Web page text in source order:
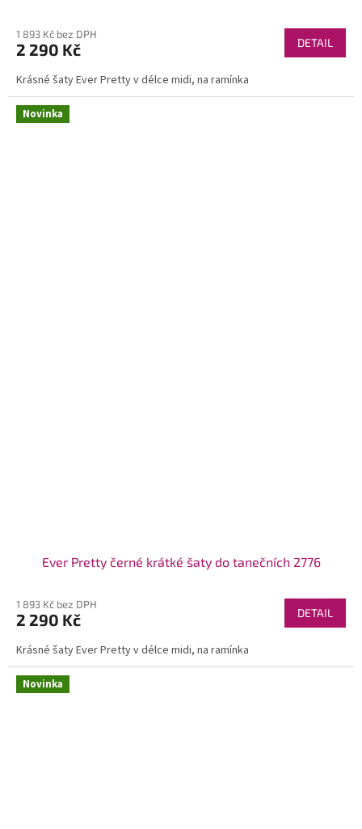
1 893 Kč bez DPH
2 290 Kč DETAIL
Krásné šaty Ever Pretty v délce midi, na ramínka
Novinka
Ever Pretty černé krátké šaty do tanečních 2776
1 893 Kč bez DPH
2 290 Kč DETAIL
Krásné šaty Ever Pretty v délce midi, na ramínka
Novinka